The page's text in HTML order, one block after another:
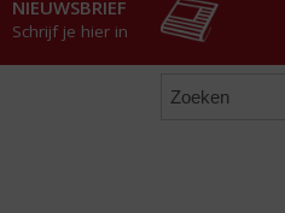
NIEUWSBRIEF
Schrijf je hier in